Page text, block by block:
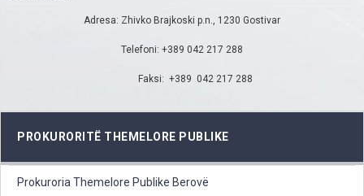
Adresa: Zhivko Brajkoski p.n., 1230 Gostivar
Telefoni: +389 042 217 288
Faksi: +389 042 217 288
PROKURORITË THEMELORE PUBLIKE
Prokuroria Themelore Publike Berovë